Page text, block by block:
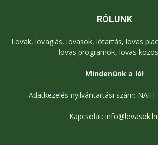
RÓLUNK
Lovak, lovaglás, lovasok, lótartás, lovas
lovas programok, lovas
Mindenünk a ló!
Adatkezelés nyilvántartási szám:
Kapcsolat: